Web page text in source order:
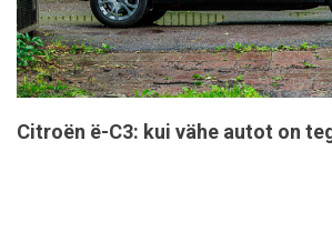
Citroën ë-C3: kui vähe autot on